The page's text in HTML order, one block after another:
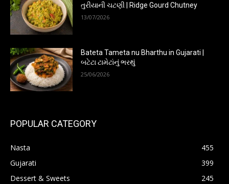
તુરીયાની ચટણી | Ridge Gourd Chutney
13/07/2026
Bateta Tameta nu Bharthu in Gujarati |
બટેટા ટામેટાંનું ભરથું
25/06/2026
POPULAR CATEGORY
Nasta
455
Gujarati
399
Dessert & Sweets
245